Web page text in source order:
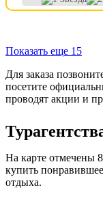
Показать еще 15
Для заказа
посетите
проводят акции и
На карте отмечены
купить
отдыха.